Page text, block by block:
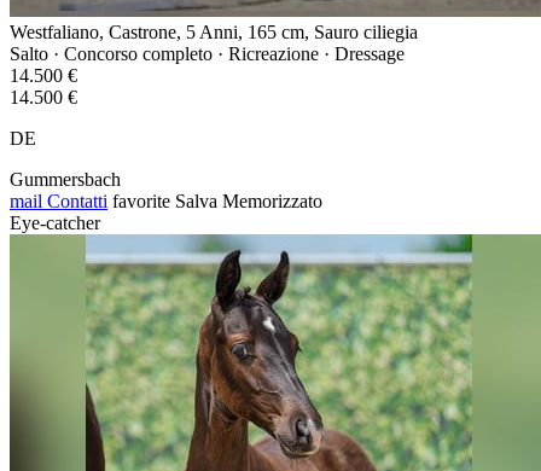
Westfaliano, Castrone, 5 Anni, 165 cm, Sauro ciliegia
Salto · Concorso completo · Ricreazione · Dressage
14.500 €
14.500 €
DE
Gummersbach
mail Contatti favorite Salva Memorizzato
Eye-catcher